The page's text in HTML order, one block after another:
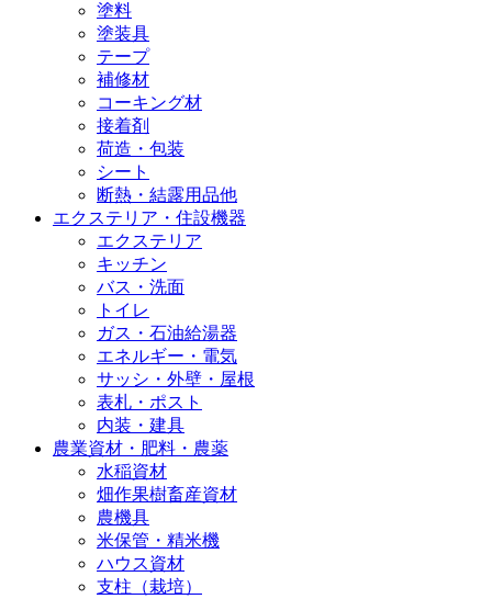
塗料
塗装具
テープ
補修材
コーキング材
接着剤
荷造・包装
シート
断熱・結露用品他
エクステリア・住設機器
エクステリア
キッチン
バス・洗面
トイレ
ガス・石油給湯器
エネルギー・電気
サッシ・外壁・屋根
表札・ポスト
内装・建具
農業資材・肥料・農薬
水稲資材
畑作果樹畜産資材
農機具
米保管・精米機
ハウス資材
支柱（栽培）